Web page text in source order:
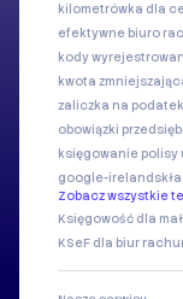
kilometrówka dla
efektywne biuro
kody
kwota
zaliczka na
obowiązki
księgowanie
google-ireland
Zobacz wszystkie
Księgowość dla
KSeF dla biur